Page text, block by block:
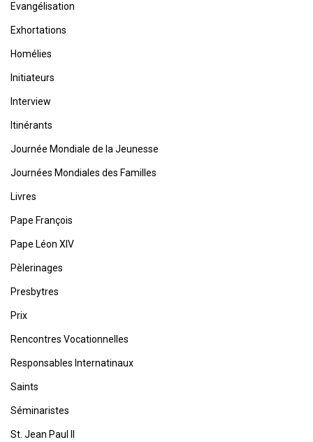
Evangélisation
Exhortations
Homélies
Initiateurs
Interview
Itinérants
Journée Mondiale de la Jeunesse
Journées Mondiales des Familles
Livres
Pape François
Pape Léon XIV
Pèlerinages
Presbytres
Prix
Rencontres Vocationnelles
Responsables Internatinaux
Saints
Séminaristes
St. Jean Paul II